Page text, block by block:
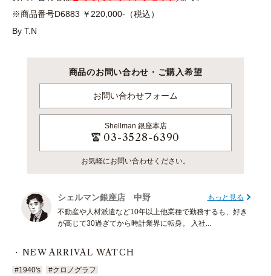
※商品番号D6883 ￥220,000-（税込）
By T.N
商品のお問い合わせ・ご購入希望
お問い合わせフォーム
Shellman 銀座本店
03-3528-6390
お気軽にお問い合わせください。
シェルマン銀座店 中野
もっと見る
不動産や人材派遣など10年以上他業種で勤務するも、好き
が高じて30過ぎてから時計業界に転身。 入社...
NEW ARRIVAL WATCH
#1940's #クロノグラフ